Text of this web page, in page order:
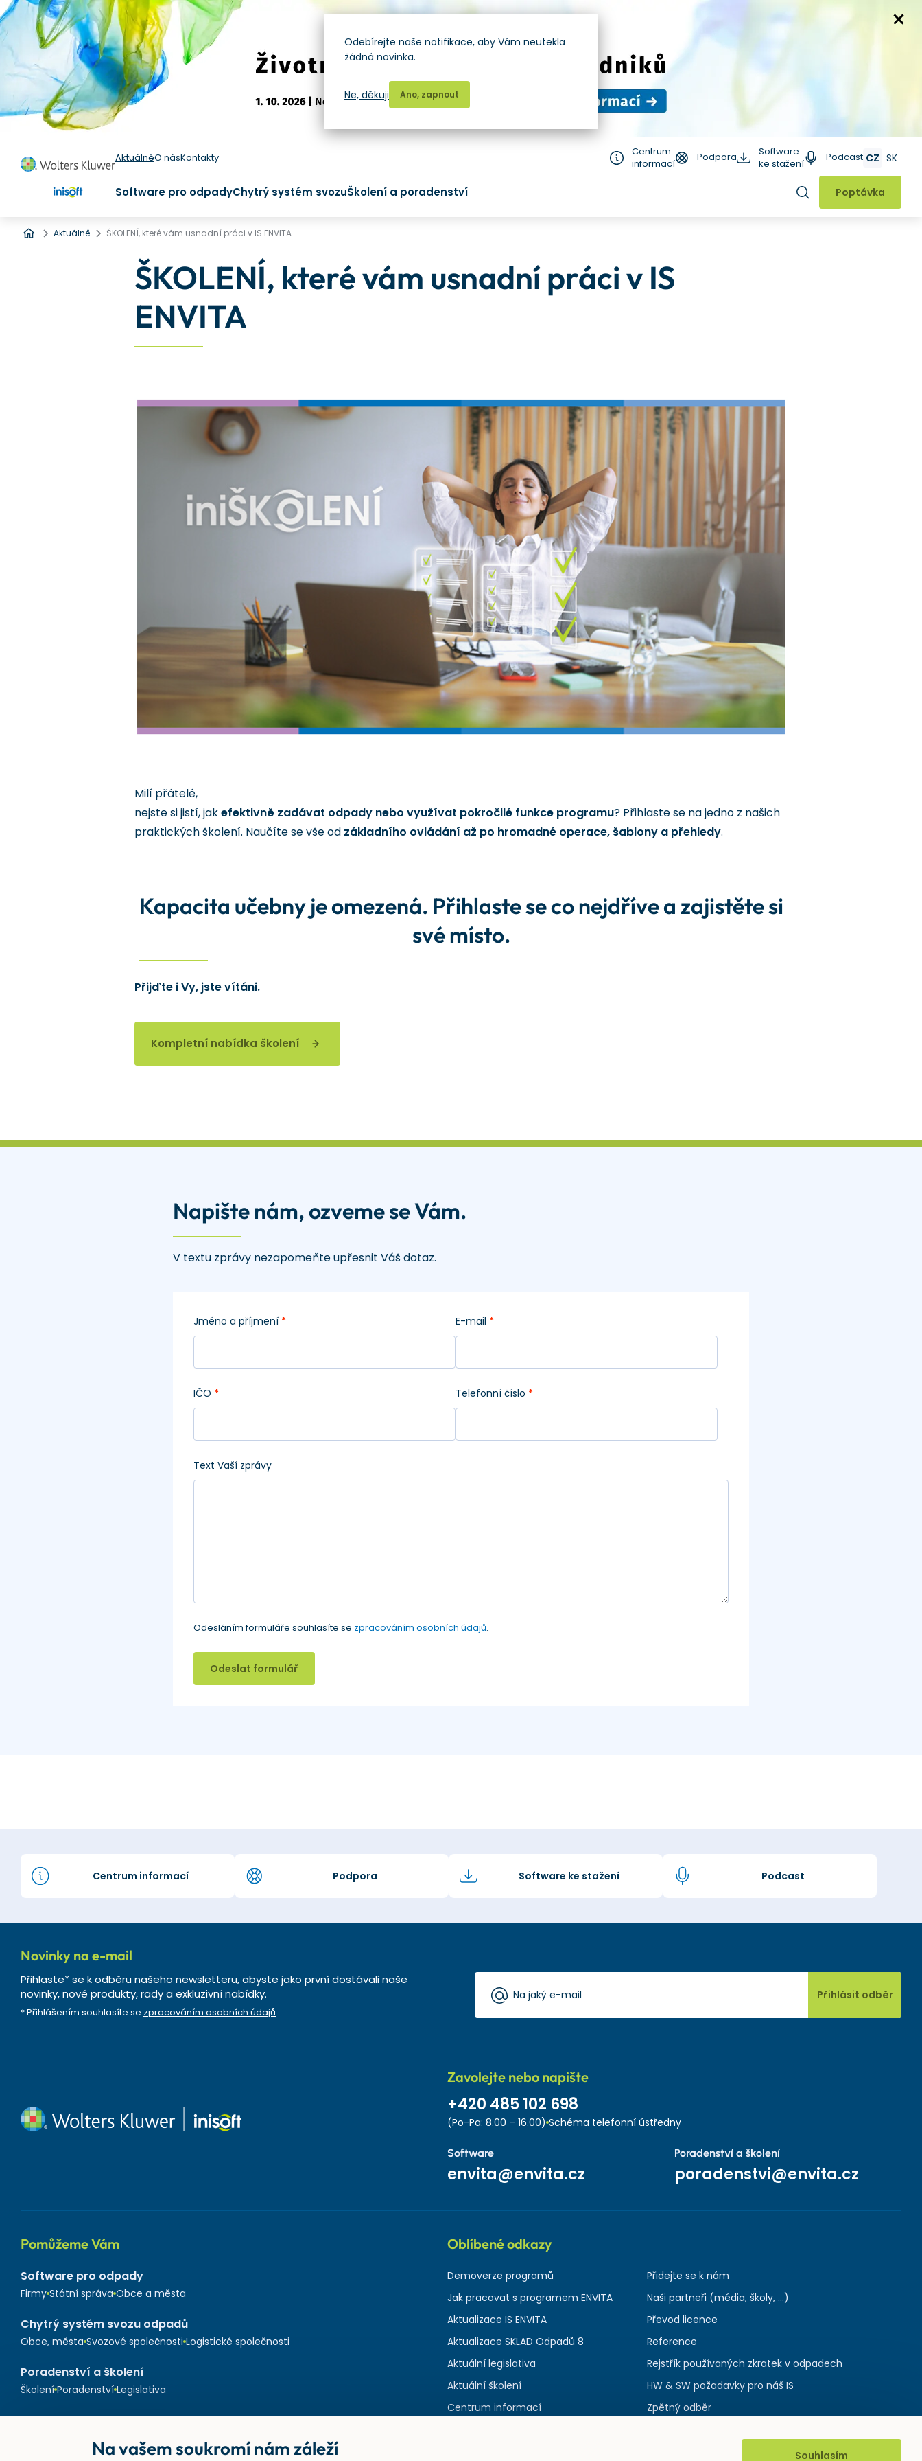
AktuálněO násKontakty
Centrum
informací
Podpora
Software
ke stažení
Podcast CZ SK
Software pro odpadyChytrý systém svozuŠkolení a poradenství Hledat
Poptávka
Úvod
Aktuálně ŠKOLENÍ, které vám usnadní práci v IS ENVITA
ŠKOLENÍ, které vám usnadní práci v IS
ENVITA
Milí přátelé,
nejste si jistí, jakefektivně zadávat odpady nebo využívat pokročilé funkce programu? Přihlaste se na jedno z našich
praktických školení. Naučíte se vše od základního ovládání až po hromadné operace, šablony a přehledy.
Kapacita učebny je omezená. Přihlaste se co nejdříve a zajistěte si
své místo.
Přijďte i Vy, jste vítáni.
Kompletní nabídka školení
Napište nám, ozveme se Vám.
V textu zprávy nezapomeňte upřesnit Váš dotaz.
Jméno a příjmení * E-mail *
IČO * Telefonní číslo *
Text Vaší zprávy
Odesláním formuláře souhlasíte se zpracováním osobních údajů.
Odeslat formulář
Centrum informací Podpora Software ke stažení Podcast
Novinky na e-mail
Přihlaste* se k odběru našeho newsletteru, abyste jako první dostávali naše
novinky, nové produkty, rady a exkluzivní nabídky.
* Přihlášením souhlasíte se zpracováním osobních údajů.
Přihlásit odběr
Zavolejte nebo napište
+420 485 102 698
(Po-Pa: 8.00 – 16.00) Schéma telefonní ústředny
Software
envita@envita.cz
Poradenství a školení
poradenstvi@envita.cz
Pomůžeme Vám
Software pro odpady
Firmy Státní správa Obce a města
Chytrý systém svozu odpadů
Obce, města Svozové společnosti Logistické společnosti
Poradenství a školení
Školení Poradenství Legislativa
Oblíbené odkazy
Demoverze programů
Jak pracovat s programem ENVITA
Aktualizace IS ENVITA
Aktualizace SKLAD Odpadů 8
Aktuální legislativa
Aktuální školení
Centrum informací
Přidejte se k nám
Naši partneři (média, školy, ...)
Převod licence
Reference
Rejstřík používaných zkratek v odpadech
HW & SW požadavky pro náš IS
Zpětný odběr
Odebírejte naše notifikace, aby Vám neutekla
žádná novinka.
Ano, zapnout
Ne, děkuji
Na vašem soukromí nám záleží Souhlasím